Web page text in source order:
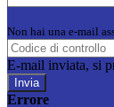
Non hai una e-mail
E-mail inviata, si
Errore